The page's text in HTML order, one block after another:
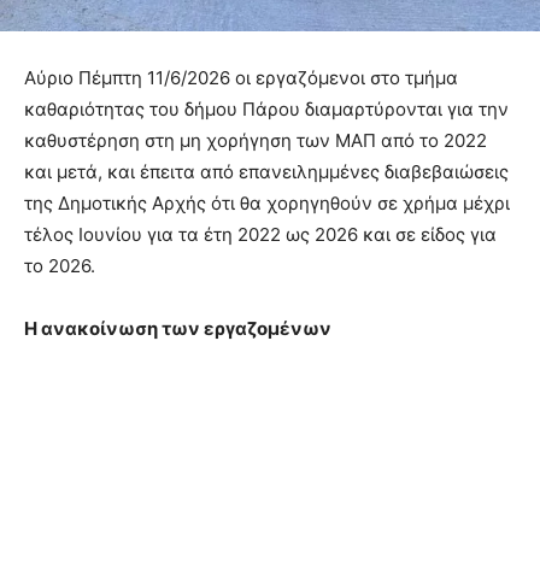
Αύριο Πέμπτη 11/6/2026 οι εργαζόμενοι στο τμήμα
καθαριότητας του δήμου Πάρου διαμαρτύρονται για την
καθυστέρηση στη μη χορήγηση των ΜΑΠ από το 2022
και μετά, και έπειτα από επανειλημμένες διαβεβαιώσεις
της Δημοτικής Αρχής ότι θα χορηγηθούν σε χρήμα μέχρι
τέλος Ιουνίου για τα έτη 2022 ως 2026 και σε είδος για
το 2026.
Η ανακοίνωση των εργαζομένων